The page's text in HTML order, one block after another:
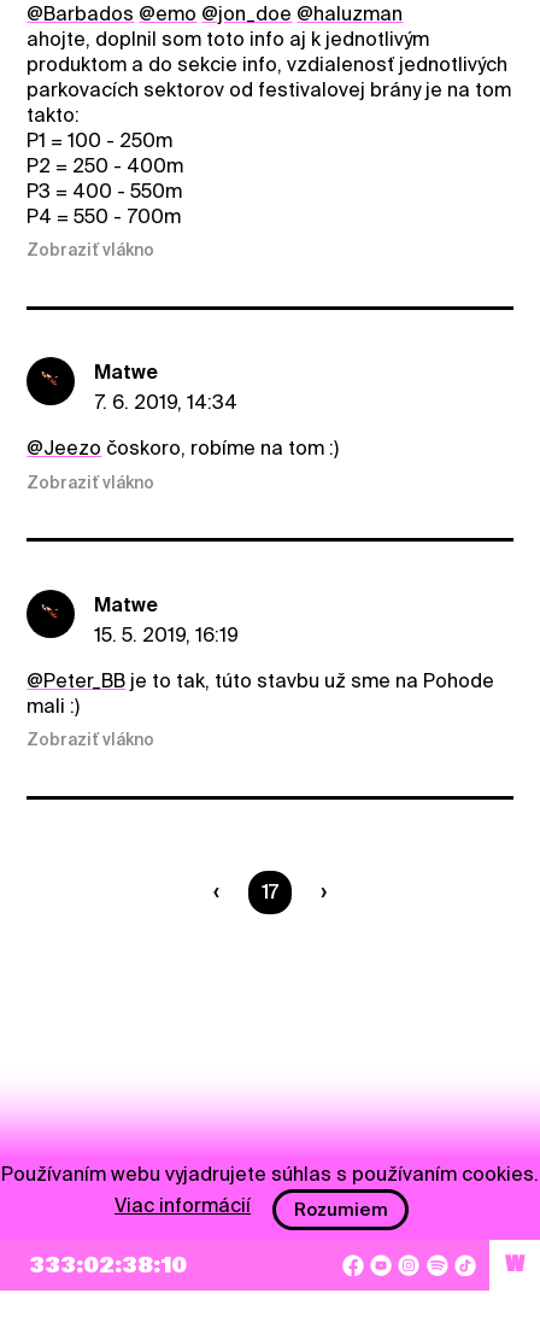
@Barbados @emo @jon_doe @haluzman
ahojte, doplnil som toto info aj k jednotlivým
produktom a do sekcie info, vzdialenosť jednotlivých
parkovacích sektorov od festivalovej brány je na tom
takto:
P1 = 100 - 250m
P2 = 250 - 400m
P3 = 400 - 550m
P4 = 550 - 700m
Zobraziť vlákno
Matwe
7. 6. 2019, 14:34
@Jeezo čoskoro, robíme na tom :)
Zobraziť vlákno
Matwe
15. 5. 2019, 16:19
@Peter_BB je to tak, túto stavbu už sme na Pohode
mali :)
Zobraziť vlákno
Ste na strane
17
333:02:38:10 W
Používaním webu vyjadrujete súhlas s používaním cookies.
Viac informácií
Rozumiem